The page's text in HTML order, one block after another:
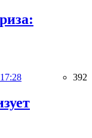
392